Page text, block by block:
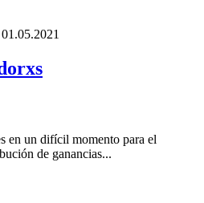
en un difícil momento para el
de ganancias...